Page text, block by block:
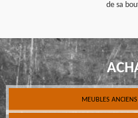
de sa
MEUBLES